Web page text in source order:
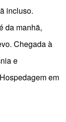
incluso.
da manhã,
Chegada à
e
em